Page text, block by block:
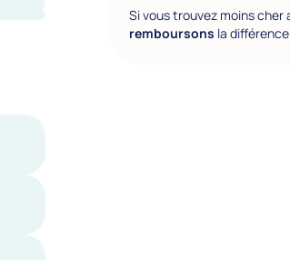
Si vous trouvez moins cher
remboursons la